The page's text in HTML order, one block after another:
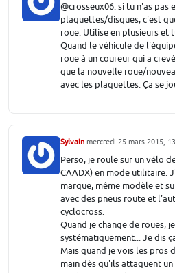
@crosseux06: si tu n'as pas
plaquettes/disques, c'est
roue. Utilise en plusieurs et
Quand le véhicule de
roue à un coureur qui a
que la nouvelle roue/
avec les plaquettes. Ça se
Sylvain mercredi 25 mars 2015,
Perso, je roule sur un vélo
CAADX) en mode utilitaire.
marque, même modèle et
avec des pneus route et
cyclocross.
Quand je change de roues,
systématiquement... Je dis
Mais quand je vois les pros
main dès qu'ils attaquent un